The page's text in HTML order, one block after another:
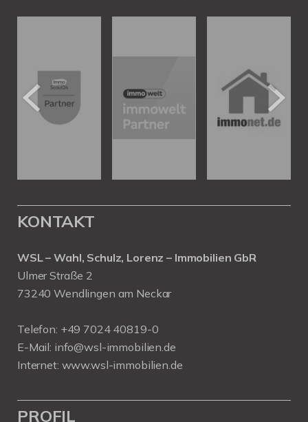
KONTAKT
WSL – Wahl, Schulz, Lorenz – Immobilien GbR
Ulmer Straße 2
73240 Wendlingen am Neckar
Telefon: +49 7024 40819-0
E-Mail: info@wsl-immobilien.de
Internet: www.wsl-immobilien.de
PROFIL